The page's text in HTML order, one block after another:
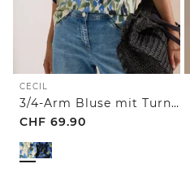
CECIL
3/4-Arm Bluse mit Turn-Up und Print
CHF 69.90